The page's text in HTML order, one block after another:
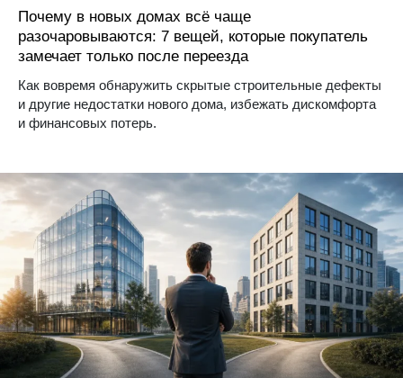
Почему в новых домах всё чаще
разочаровываются: 7 вещей, которые покупатель
замечает только после переезда
Как вовремя обнаружить скрытые строительные дефекты
и другие недостатки нового дома, избежать дискомфорта
и финансовых потерь.